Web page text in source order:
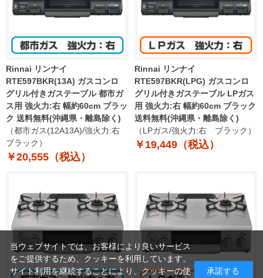
Rinnai リンナイ
RTE597BKR(13A) ガスコンロ
グリル付きガステーブル 都市ガ
ス用 強火力:右 幅約60cm ブラッ
ク 送料無料(沖縄県・離島除く)
（都市ガス(12A13A)/強火力:右
ブラック）
￥20,555（税込）
Rinnai リンナイ
RTE597BKR(LPG) ガスコンロ
グリル付きガステーブル LPガス
用 強火力:右 幅約60cm ブラック
送料無料(沖縄県・離島除く)
（LPガス/強火力:右 ブラック）
￥19,449（税込）
当ウェブサイトでは、お客様により良いサービス
をご提供するため、クッキーを利用しています。
サイト利用を継続することにより、クッキーの使
承諾する